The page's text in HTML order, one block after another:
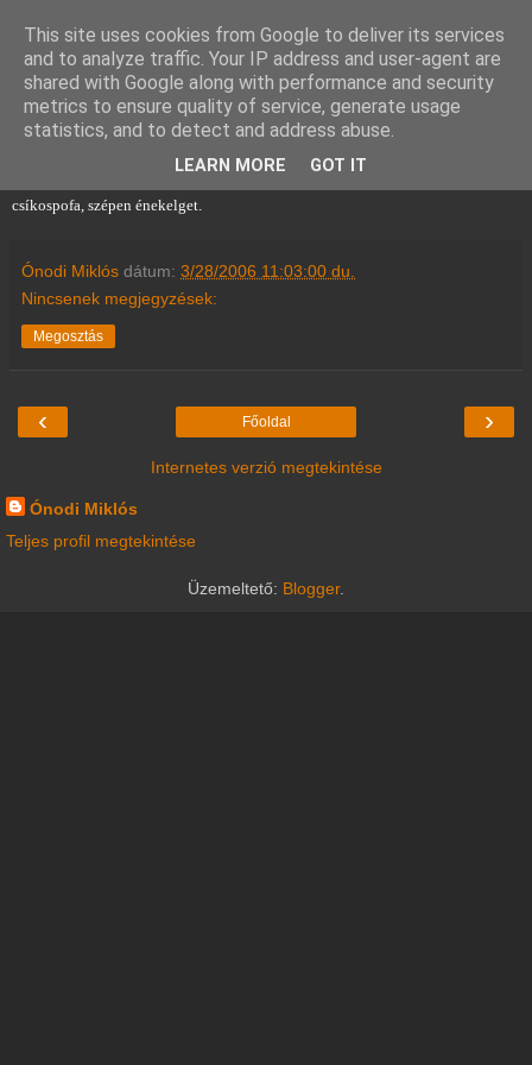
2006. március 28., kedd
csíkospofa, szépen énekelget.
Ónodi Miklós dátum: 3/28/2006 11:03:00 du.
Nincsenek megjegyzések:
Megosztás
‹ ›
Főoldal
Internetes verzió megtekintése
Ónodi Miklós
Teljes profil megtekintése
Üzemeltető: Blogger.
This site uses cookies from Google to deliver its services
and to analyze traffic. Your IP address and user-agent are
shared with Google along with performance and security
metrics to ensure quality of service, generate usage
statistics, and to detect and address abuse.
LEARN MORE GOT IT